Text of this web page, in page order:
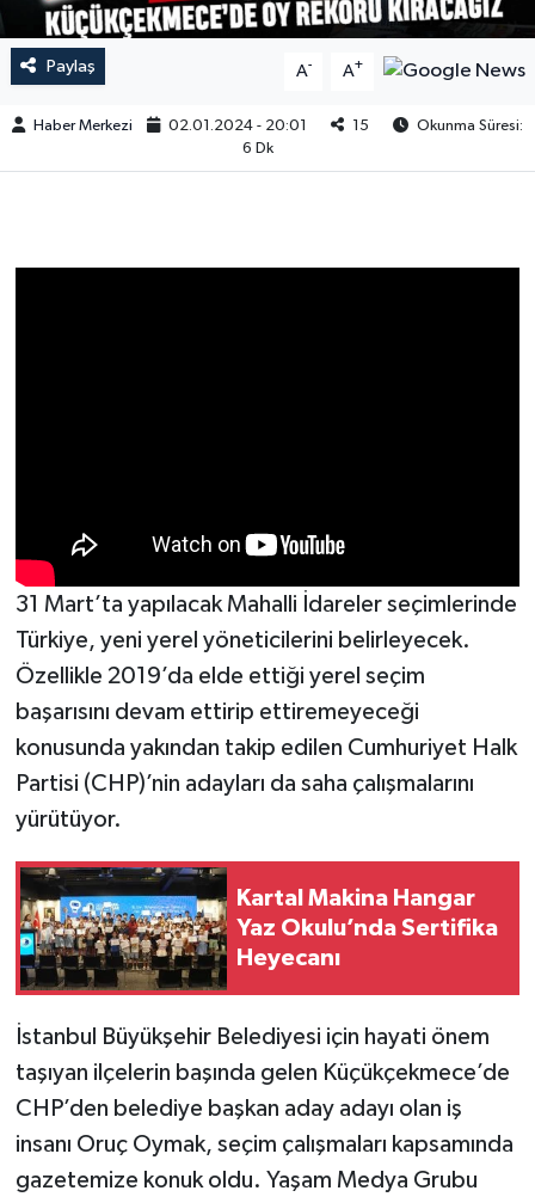
Paylaş A- A+
Haber Merkezi 02.01.2024 - 20:01 15
Okunma Süresi:
6 Dk
31 Mart’ta yapılacak Mahalli İdareler seçimlerinde
Türkiye, yeni yerel yöneticilerini belirleyecek.
Özellikle 2019’da elde ettiği yerel seçim
başarısını devam ettirip ettiremeyeceği
konusunda yakından takip edilen Cumhuriyet Halk
Partisi (CHP)’nin adayları da saha çalışmalarını
yürütüyor.
Kartal Makina Hangar
Yaz Okulu’nda Sertifika
Heyecanı
İstanbul Büyükşehir Belediyesi için hayati önem
taşıyan ilçelerin başında gelen Küçükçekmece’de
CHP’den belediye başkan aday adayı olan iş
insanı Oruç Oymak, seçim çalışmaları kapsamında
gazetemize konuk oldu. Yaşam Medya Grubu